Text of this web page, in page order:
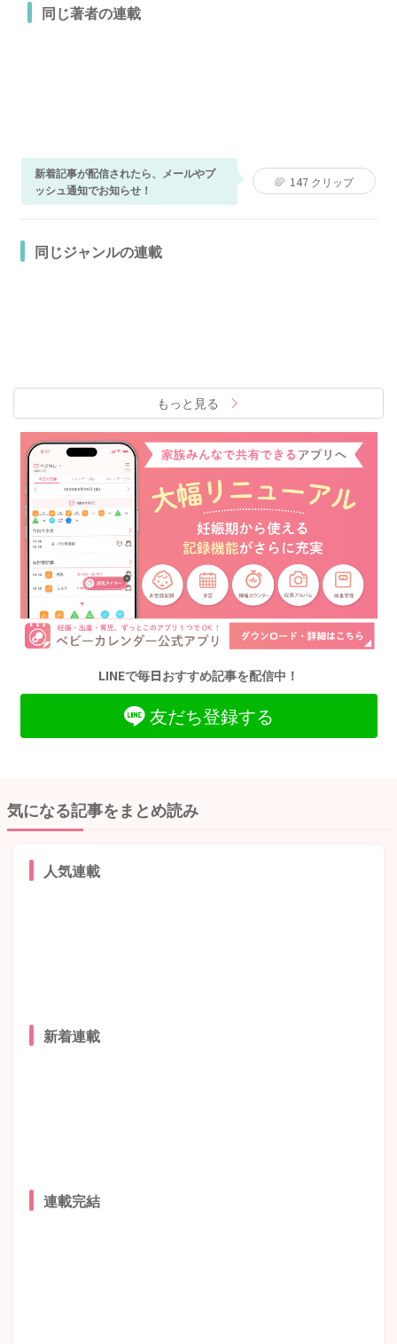
同じ著者の連載
新着記事が配信されたら、メールやプ
ッシュ通知でお知らせ！
147 クリップ
同じジャンルの連載
もっと見る
LINEで毎日おすすめ記事を配信中！
友だち登録する
気になる記事をまとめ読み
人気連載
新着連載
連載完結